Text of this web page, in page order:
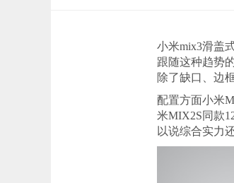
小米mix3滑盖
跟随这种趋势
除了缺口、边框
配置方面小米
米MIX2S同款
以说综合实力